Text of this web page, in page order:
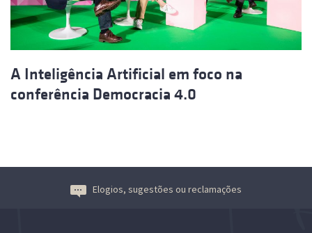
A Inteligência Artificial em foco na
conferência Democracia 4.0
Elogios, sugestões ou reclamações